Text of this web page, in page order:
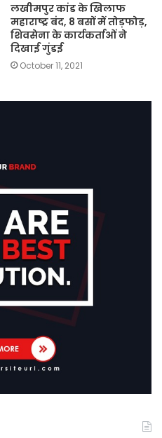
लखीमपुर कांड के खिलाफ
महाराष्ट्र बंद, 8 बसों में तोड़फोड़,
शिवसेना के कार्यकर्ताओं ने
दिखाई गुंडई
October 11, 2021